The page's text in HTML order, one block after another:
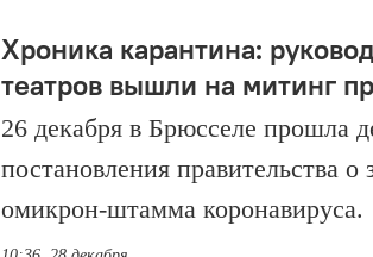
Хроника карантина:
театров вышли на митинг
26 декабря в Брюсселе прошла
постановления правительства о
омикрон-штамма коронавируса.